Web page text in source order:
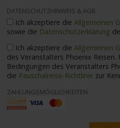
DATENSCHUTZHINWEIS & AGB
Ich akzeptiere die Allgemeinen
sowie die Datenschutzerklärung
Ich akzeptiere dieAllgemeinen
des Veranstalters Phoenix Reisen. Ferner bestätige ich die
Bedingungen des Veranstalters
die Pauschalreise-Richtlinie zur
ZAHLUNGSMÖGLICHKEITEN